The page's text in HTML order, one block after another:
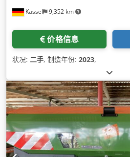
Kassel 9,352 km
价格信息
状况: 二手, 制造年份: 2023,